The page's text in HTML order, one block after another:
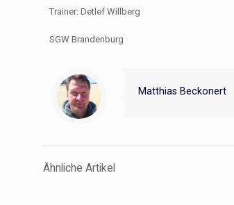
Trainer: Detlef Willberg
SGW Brandenburg
Matthias Beckonert
Ähnliche Artikel